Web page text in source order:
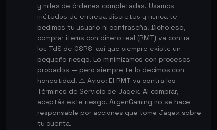
y miles de órdenes completadas. Usamos
métodos de entrega discretos y nunca te
pedimos tu usuario ni contraseña. Dicho eso,
comprar items con dinero real (RMT) va contra
los TdS de OSRS, así que siempre existe un
pequeño riesgo. Lo minimizamos con procesos
probados — pero siempre te lo decimos con
honestidad. ⚠️ Aviso: El RMT va contra los
Términos de Servicio de Jagex. Al comprar,
aceptás este riesgo. ArgenGaming no se hace
responsable por acciones que tome Jagex sobre
tu cuenta.